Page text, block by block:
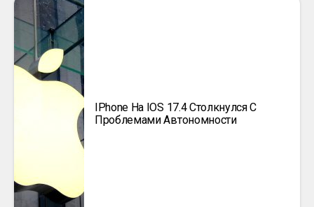
IPhone На IOS 17.4 Столкнулся С
Проблемами Автономности